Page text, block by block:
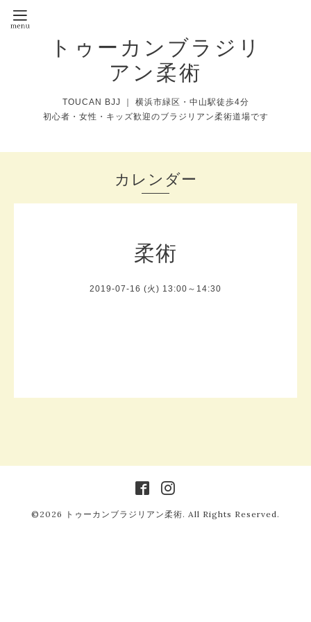
トゥーカンブラジリ
アン柔術
TOUCAN BJJ ｜ 横浜市緑区・中山駅徒歩4分
初心者・女性・キッズ歓迎のブラジリアン柔術道場です
カレンダー
柔術
2019-07-16 (火) 13:00～14:30
©2026 トゥーカンブラジリアン柔術. All Rights Reserved.